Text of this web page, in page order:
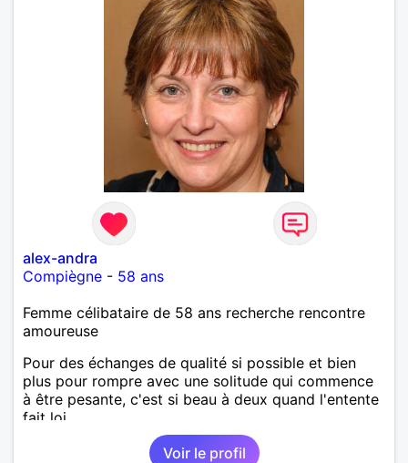
alex-andra
Compiègne - 58 ans
Femme célibataire de 58 ans recherche rencontre
amoureuse
Pour des échanges de qualité si possible et bien
plus pour rompre avec une solitude qui commence
à être pesante, c'est si beau à deux quand l'entente
fait loi.
Voir le profil